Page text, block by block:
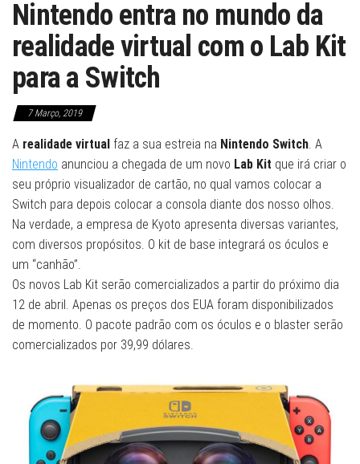
Nintendo entra no mundo da
realidade virtual com o Lab Kit
para a Switch
7 Março, 2019
A realidade virtual faz a sua estreia na Nintendo Switch. A
Nintendo anunciou a chegada de um novo Lab Kit que irá criar o
seu próprio visualizador de cartão, no qual vamos colocar a
Switch para depois colocar a consola diante dos nosso olhos.
Na verdade, a empresa de Kyoto apresenta diversas variantes,
com diversos propósitos. O kit de base integrará os óculos e
um “canhão”.
Os novos Lab Kit serão comercializados a partir do próximo dia
12 de abril. Apenas os preços dos EUA foram disponibilizados
de momento. O pacote padrão com os óculos e o blaster serão
comercializados por 39,99 dólares.